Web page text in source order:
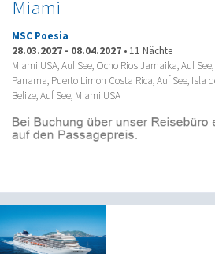
Miami
MSC Poesia
28.03.2027 - 08.04.2027 • 11 Nächte
Miami USA, Auf See, Ocho Rios Jamaika, Auf
Panama, Puerto Limon Costa Rica, Auf See, Isla
Belize, Auf See, Miami USA